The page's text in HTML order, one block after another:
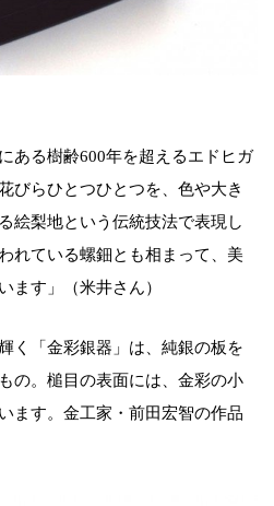
ある樹齢600年を超えるエドヒガ
びらひとつひとつを、色や大き
絵梨地という伝統技法で表現し
れている螺鈿とも相まって、美
ます」（米井さん）
く「金彩銀器」は、純銀の板を
の。槌目の表面には、金彩の小
ます。金工家・前田宏智の作品